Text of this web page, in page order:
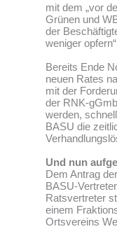
mit dem „vor
Grünen und
der
weniger
Bereits Ende
neuen Rates
mit der
der RNK-
werden,
BASU die
Und nun
Dem Antrag
BASU-
Ratsvertreter
einem
Ortsvereins